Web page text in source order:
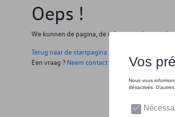
Oeps !
We kunnen de pagina, de informatie die u zoekt
Terug naar de startpagina
Een vraag ? Neem contact op